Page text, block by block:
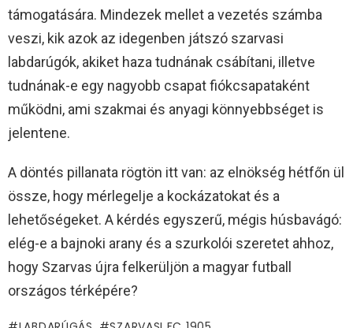
támogatására. Mindezek mellet a vezetés számba
veszi, kik azok az idegenben játszó szarvasi
labdarúgók, akiket haza tudnának csábítani, illetve
tudnának-e egy nagyobb csapat fiókcsapataként
működni, ami szakmai és anyagi könnyebbséget is
jelentene.
A döntés pillanata rögtön itt van: az elnökség hétfőn ül
össze, hogy mérlegelje a kockázatokat és a
lehetőségeket. A kérdés egyszerű, mégis húsbavágó:
elég-e a bajnoki arany és a szurkolói szeretet ahhoz,
hogy Szarvas újra felkerüljön a magyar futball
országos térképére?